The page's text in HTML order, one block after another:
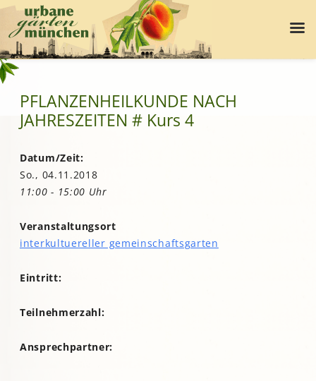
PFLANZENHEILKUNDE NACH
JAHRESZEITEN # Kurs 4
Datum/Zeit:
So., 04.11.2018
11:00 - 15:00 Uhr
Veranstaltungsort
interkultuereller gemeinschaftsgarten
Eintritt:
Teilnehmerzahl:
Ansprechpartner: